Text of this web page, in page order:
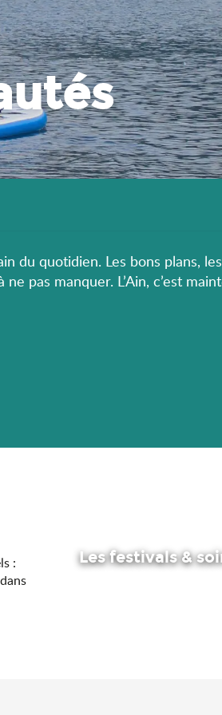
du quotidien. Les bons plans,
pas manquer. L’Ain, c’est
:
Les festivals &